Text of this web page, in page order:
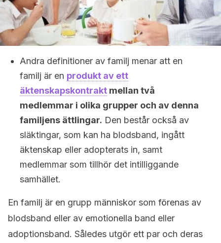
Andra definitioner av familj menar att en
familj är en produkt av ett
äktenskapskontrakt mellan två
medlemmar i olika grupper och av denna
familjens ättlingar. Den består också av
släktingar, som kan ha blodsband, ingått
äktenskap eller adopterats in, samt
medlemmar som tillhör det intilliggande
samhället.
En familj är en grupp människor som förenas av
blodsband eller av emotionella band eller
adoptionsband. Således utgör ett par och deras